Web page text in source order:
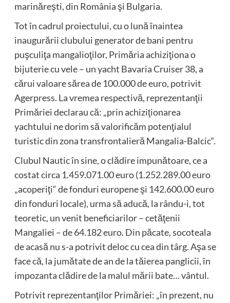
marinăreşti, din România şi Bulgaria.
Tot în cadrul proiectului, cu o lună înaintea
inaugurării clubului generator de bani pentru
puşculiţa mangalioţilor, Primăria achiziţiona o
bijuterie cu vele – un yacht Bavaria Cruiser 38, a
cărui valoare sărea de 100.000 de euro, potrivit
Agerpress. La vremea respectivă, reprezentanţii
Primăriei declarau că: „prin achiziţionarea
yachtului ne dorim să valorificăm potenţialul
turistic din zona transfrontalieră Mangalia-Balcic“.
Clubul Nautic în sine, o clădire impunătoare, ce a
costat circa 1.459.071.00 euro (1.252.289.00 euro
„acoperiţi“ de fonduri europene şi 142.600.00 euro
din fonduri locale), urma să aducă, la rându-i, tot
teoretic, un venit beneficiarilor – cetăţenii
Mangaliei – de 64.182 euro. Din păcate, socoteala
de acasă nu s-a potrivit deloc cu cea din târg. Aşa se
face că, la jumătate de an de la tăierea panglicii, în
impozanta clădire de la malul mării bate… vântul.
Potrivit reprezentanţilor Primăriei: „în prezent, nu